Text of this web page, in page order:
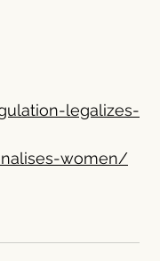
legalizes-
women/